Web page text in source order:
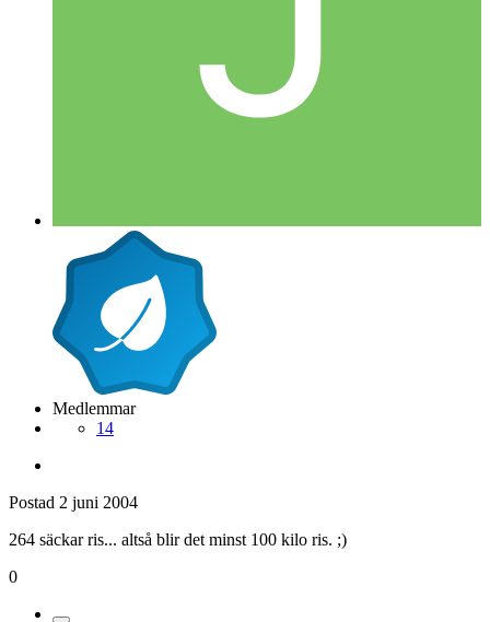
Medlemmar
14
Postad 2 juni 2004
264 säckar ris... altså blir det minst 100 kilo ris. ;)
0